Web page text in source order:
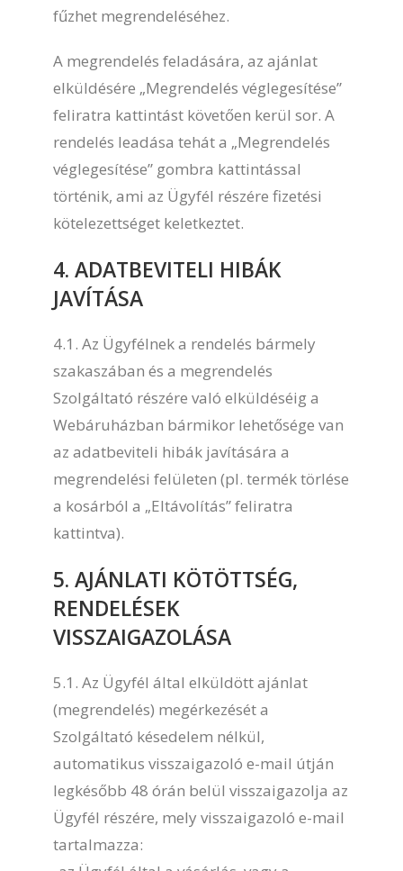
fűzhet megrendeléséhez.
A megrendelés feladására, az ajánlat
elküldésére „Megrendelés véglegesítése”
feliratra kattintást követően kerül sor. A
rendelés leadása tehát a „Megrendelés
véglegesítése” gombra kattintással
történik, ami az Ügyfél részére fizetési
kötelezettséget keletkeztet.
4. ADATBEVITELI HIBÁK
JAVÍTÁSA
4.1. Az Ügyfélnek a rendelés bármely
szakaszában és a megrendelés
Szolgáltató részére való elküldéséig a
Webáruházban bármikor lehetősége van
az adatbeviteli hibák javítására a
megrendelési felületen (pl. termék törlése
a kosárból a „Eltávolítás” feliratra
kattintva).
5. AJÁNLATI KÖTÖTTSÉG,
RENDELÉSEK
VISSZAIGAZOLÁSA
5.1. Az Ügyfél által elküldött ajánlat
(megrendelés) megérkezését a
Szolgáltató késedelem nélkül,
automatikus visszaigazoló e-mail útján
legkésőbb 48 órán belül visszaigazolja az
Ügyfél részére, mely visszaigazoló e-mail
tartalmazza: